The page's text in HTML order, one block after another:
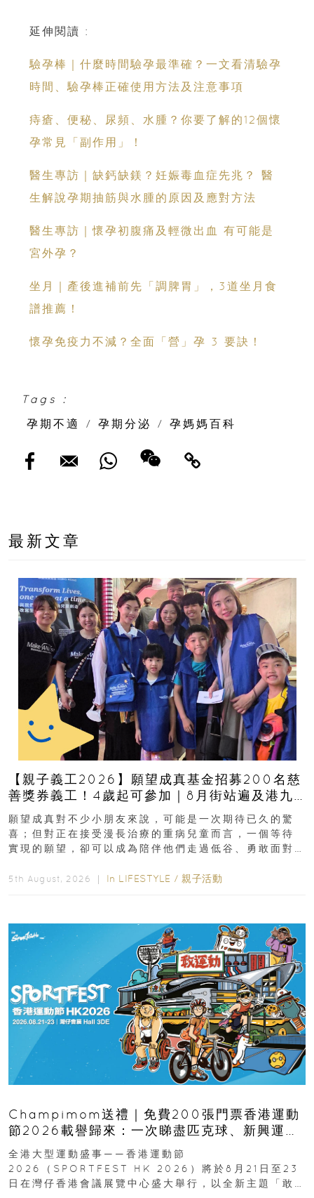
延伸閱讀 :
驗孕棒｜什麼時間驗孕最準確？一文看清驗孕
時間、驗孕棒正確使用方法及注意事項
痔瘡、便秘、尿頻、水腫？你要了解的12個懷
孕常見「副作用」！
醫生專訪｜缺鈣缺鎂？妊娠毒血症先兆？ 醫
生解說孕期抽筋與水腫的原因及應對方法
醫生專訪｜懷孕初腹痛及輕微出血 有可能是
宮外孕？
坐月｜產後進補前先「調脾胃」，3道坐月食
譜推薦！
懷孕免疫力不減？全面「營」孕 3 要訣！
Tags :
孕期不適
/ 孕期分泌 / 孕媽媽百科
最新文章
【親子義工2026】願望成真基金招募200名慈
善獎券義工！4歲起可參加｜8月街站遍及港九
新界
願望成真對不少小朋友來說，可能是一次期待已久的驚
喜；但對正在接受漫長治療的重病兒童而言，一個等待
實現的願望，卻可以成為陪伴他們走過低谷、勇敢面對
5th August, 2026 ｜ In LIFESTYLE / 親子活動
Champimom送禮｜免費200張門票香港運動
節2026載譽歸來：一次睇盡匹克球、新興運
動、街舞比賽＋逾百運動品牌展覽
全港大型運動盛事——香港運動節
2026（SPORTFEST HK 2026）將於8月21日至23
日在灣仔香港會議展覽中心盛大舉行，以全新主題「敢